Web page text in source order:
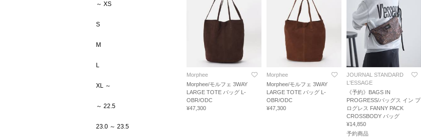
～ XS
S
M
L
XL ～
～ 22.5
23.0 ～ 23.5
Morphee
Morphee/モルフェ 3WAY
LARGE TOTE バッグ L-
OBR/ODC
¥47,300
Morphee
Morphee/モルフェ 3WAY
LARGE TOTE バッグ L-
OBR/ODC
¥47,300
JOURNAL STANDARD
L'ESSAGE
《予約》BAGS IN
PROGRESS/バッグス イン プ
ログレス FANNY PACK
CROSSBODY バッグ
¥14,850
予約商品